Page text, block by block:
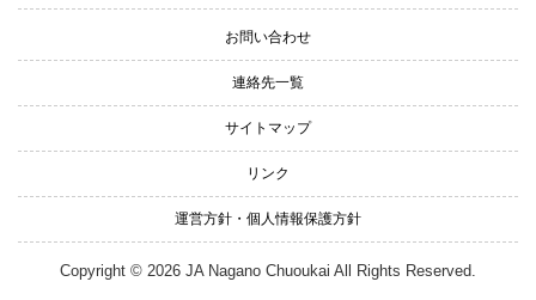
お問い合わせ
連絡先一覧
サイトマップ
リンク
運営方針・個人情報保護方針
Copyright © 2026 JA Nagano Chuoukai All Rights Reserved.